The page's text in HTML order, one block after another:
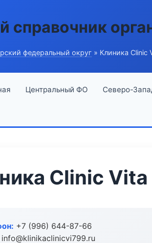
справочник
федеральный округ » Клиника Clinic
Центральный ФО Северо-
Clinic Vita
+7 (996) 644-87-66
info@klinikaclinicvi799.ru